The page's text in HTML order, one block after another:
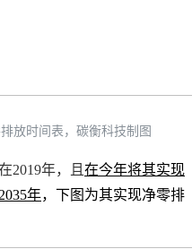
放时间表，碳衡科技制图
2019年，且 在今年将其实现
年，下图为其实现净零排